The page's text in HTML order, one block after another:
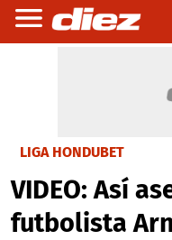
LIGA HONDUBET
VIDEO: Así
futbolista